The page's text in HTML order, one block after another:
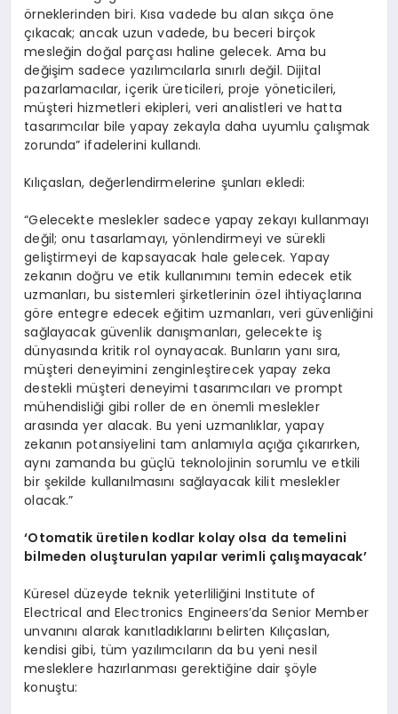
örneklerinden biri. Kısa vadede bu alan sıkça öne
çıkacak; ancak uzun vadede, bu beceri birçok
mesleğin doğal parçası haline gelecek. Ama bu
değişim sadece yazılımcılarla sınırlı değil. Dijital
pazarlamacılar, içerik üreticileri, proje yöneticileri,
müşteri hizmetleri ekipleri, veri analistleri ve hatta
tasarımcılar bile yapay zekayla daha uyumlu çalışmak
zorunda” ifadelerini kullandı.
Kılıçaslan, değerlendirmelerine şunları ekledi:
“Gelecekte meslekler sadece yapay zekayı kullanmayı
değil; onu tasarlamayı, yönlendirmeyi ve sürekli
geliştirmeyi de kapsayacak hale gelecek. Yapay
zekanın doğru ve etik kullanımını temin edecek etik
uzmanları, bu sistemleri şirketlerinin özel ihtiyaçlarına
göre entegre edecek eğitim uzmanları, veri güvenliğini
sağlayacak güvenlik danışmanları, gelecekte iş
dünyasında kritik rol oynayacak. Bunların yanı sıra,
müşteri deneyimini zenginleştirecek yapay zeka
destekli müşteri deneyimi tasarımcıları ve prompt
mühendisliği gibi roller de en önemli meslekler
arasında yer alacak. Bu yeni uzmanlıklar, yapay
zekanın potansiyelini tam anlamıyla açığa çıkarırken,
aynı zamanda bu güçlü teknolojinin sorumlu ve etkili
bir şekilde kullanılmasını sağlayacak kilit meslekler
olacak.”
‘Otomatik üretilen kodlar kolay olsa da temelini
bilmeden oluşturulan yapılar verimli çalışmayacak’
Küresel düzeyde teknik yeterliliğini Institute of
Electrical and Electronics Engineers’da Senior Member
unvanını alarak kanıtladıklarını belirten Kılıçaslan,
kendisi gibi, tüm yazılımcıların da bu yeni nesil
mesleklere hazırlanması gerektiğine dair şöyle
konuştu: